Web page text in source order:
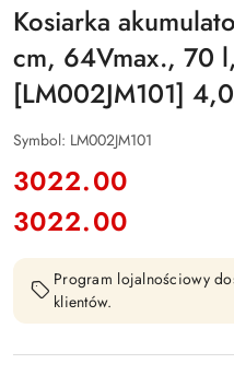
Kosiarka
cm, 64Vmax., 70
[LM002JM101]
Symbol: LM002JM101
cena:
3022.00
Cena:
3022.00
Program lojalnościowy
klientów.